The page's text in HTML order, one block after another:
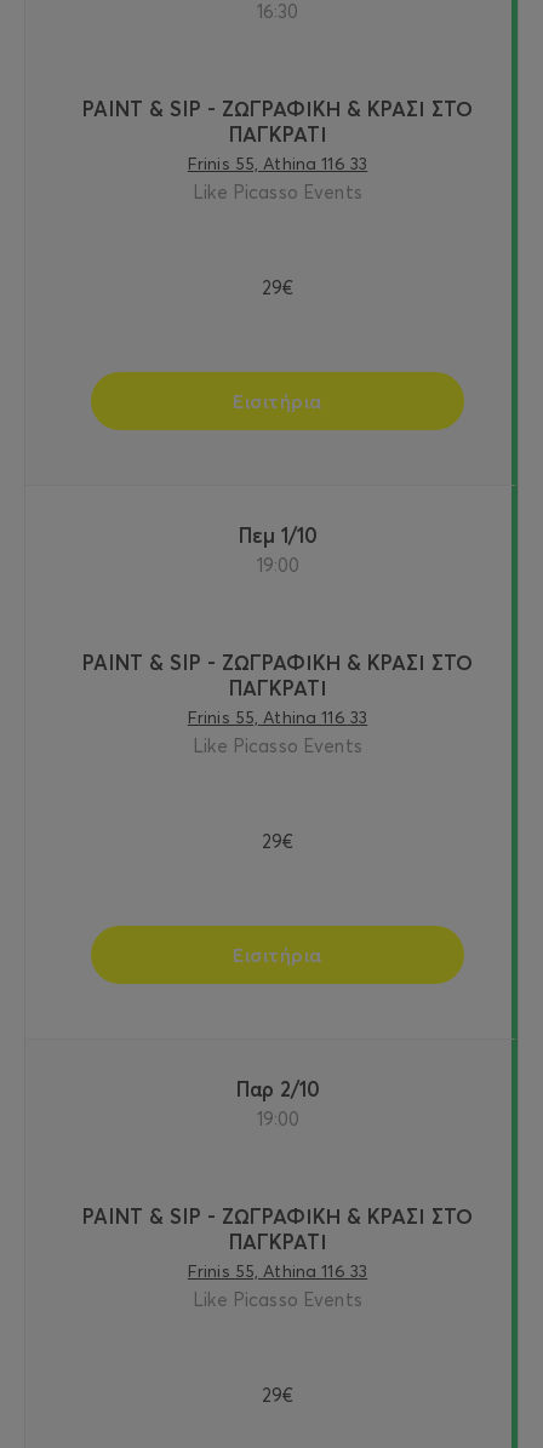
16:30
PAINT & SIP - ΖΩΓΡΑΦΙΚΗ & ΚΡΑΣΙ ΣΤΟ
ΠΑΓΚΡΑΤΙ
Frinis 55, Athina 116 33
Like Picasso Events
29€
Εισιτήρια
Πεμ 1/10
19:00
PAINT & SIP - ΖΩΓΡΑΦΙΚΗ & ΚΡΑΣΙ ΣΤΟ
ΠΑΓΚΡΑΤΙ
Frinis 55, Athina 116 33
Like Picasso Events
29€
Εισιτήρια
Παρ 2/10
19:00
PAINT & SIP - ΖΩΓΡΑΦΙΚΗ & ΚΡΑΣΙ ΣΤΟ
ΠΑΓΚΡΑΤΙ
Frinis 55, Athina 116 33
Like Picasso Events
29€